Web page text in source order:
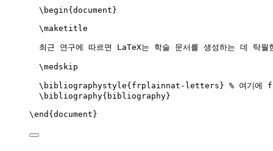
\begin{ document }
\maketitle
최근 연구에 따르면 LaTeX는 학술 문서를 생성하는 데 탁
\medskip
\bibliographystyle{frplainnat-letters} % 여기
\bibliography{bibliography}
\end { document }